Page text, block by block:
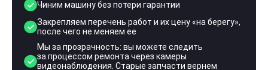
Чиним машину без потери гарантии
Закрепляем перечень работ и их цену «на берегу»,
после чего не меняем ее
Мы за прозрачность: вы можете следить
за процессом ремонта через камеры
видеонаблюдения. Старые запчасти вернем